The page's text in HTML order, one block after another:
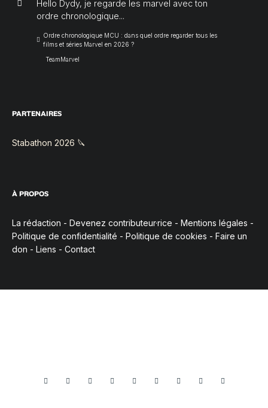
Hello Dydy, je regarde les marvel avec ton
ordre chronologique...
Ordre chronologique MCU : dans quel ordre regarder tous les
films et séries Marvel en 2026 ?
TeamMarvel
PARTENAIRES
Stabathon 2026 🔪
À PROPOS
La rédaction - Devenez contributeur·rice - Mentions légales -
Politique de confidentialité - Politique de cookies - Faire un
don - Liens - Contact